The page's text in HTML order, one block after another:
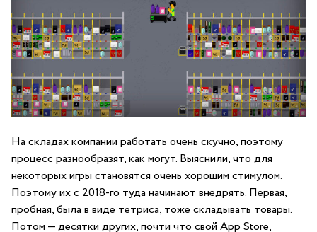
На складах компании работать очень скучно, поэтому
процесс разнообразят, как могут. Выяснили, что для
некоторых игры становятся очень хорошим стимулом.
Поэтому их с 2018-го туда начинают внедрять. Первая,
пробная, была в виде тетриса, тоже складывать товары.
Потом — десятки других, почти что свой App Store,